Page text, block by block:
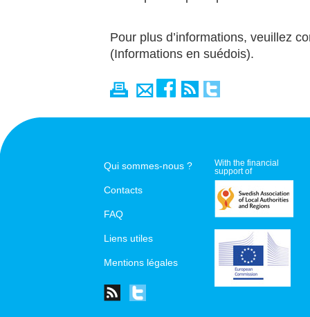
Pour plus d’informations, veuillez
(Informations en suédois).
Qui sommes-nous ?
Contacts
FAQ
Liens utiles
Mentions légales
With the financial
support of